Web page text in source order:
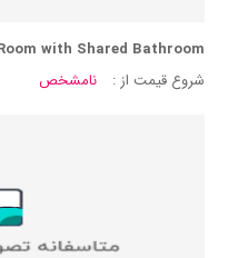
with Shared Bathroom
شروع قیمت از :
نامشخص